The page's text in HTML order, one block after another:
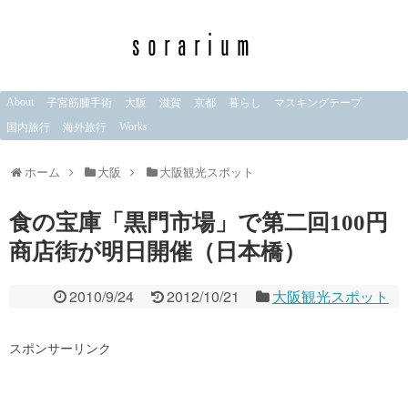
About 子宮筋腫手術 大阪 滋賀 京都 暮らし
マスキングテープ
国内旅行
海外旅行 Works
ホーム 大阪 大阪観光スポット
食の宝庫「黒門市場」で第二回100円
商店街が明日開催（日本橋）
2010/9/24 2012/10/21 大阪観光スポット
スポンサーリンク